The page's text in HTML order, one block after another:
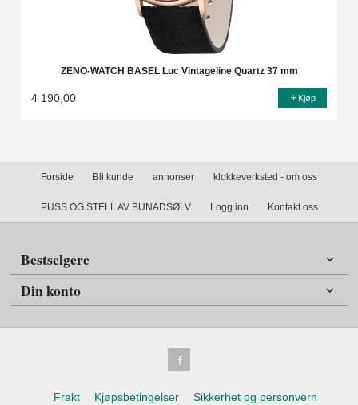
ZENO-WATCH BASEL Luc Vintageline Quartz 37 mm
4 190,00 Kjøp
Forside Bli kunde annonser klokkeverksted - om oss
PUSS OG STELL AV BUNADSØLV Logg inn Kontakt oss
Bestselgere
Din konto
Frakt Kjøpsbetingelser Sikkerhet og personvern